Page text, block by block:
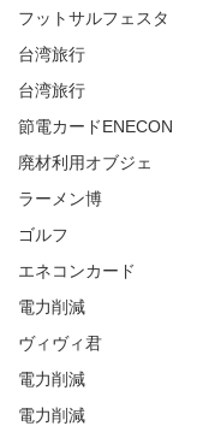
フットサルフェスタ
台湾旅行
台湾旅行
節電カードENECON
廃材利用オブジェ
ラーメン博
ゴルフ
エネコンカード
電力削減
ヴィヴィ君
電力削減
電力削減